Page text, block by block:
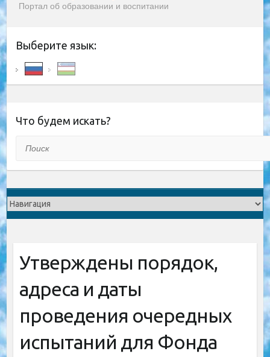
Портал об образовании и воспитании
Выберите язык:
Что будем искать?
Утверждены порядок,
адреса и даты
проведения очередных
испытаний для Фонда